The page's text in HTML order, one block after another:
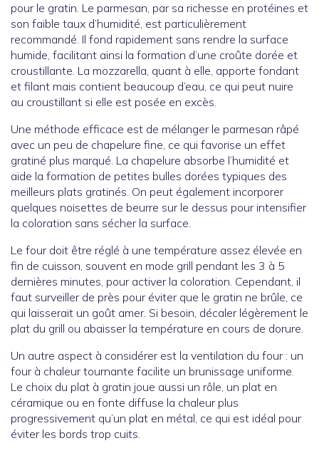
pour le gratin. Le parmesan, par sa richesse en protéines et
son faible taux d’humidité, est particulièrement
recommandé. Il fond rapidement sans rendre la surface
humide, facilitant ainsi la formation d’une croûte dorée et
croustillante. La mozzarella, quant à elle, apporte fondant
et filant mais contient beaucoup d’eau, ce qui peut nuire
au croustillant si elle est posée en excès.
Une méthode efficace est de mélanger le parmesan râpé
avec un peu de chapelure fine, ce qui favorise un effet
gratiné plus marqué. La chapelure absorbe l’humidité et
aide la formation de petites bulles dorées typiques des
meilleurs plats gratinés. On peut également incorporer
quelques noisettes de beurre sur le dessus pour intensifier
la coloration sans sécher la surface.
Le four doit être réglé à une température assez élevée en
fin de cuisson, souvent en mode grill pendant les 3 à 5
dernières minutes, pour activer la coloration. Cependant, il
faut surveiller de près pour éviter que le gratin ne brûle, ce
qui laisserait un goût amer. Si besoin, décaler légèrement le
plat du grill ou abaisser la température en cours de dorure.
Un autre aspect à considérer est la ventilation du four : un
four à chaleur tournante facilite un brunissage uniforme.
Le choix du plat à gratin joue aussi un rôle, un plat en
céramique ou en fonte diffuse la chaleur plus
progressivement qu’un plat en métal, ce qui est idéal pour
éviter les bords trop cuits.